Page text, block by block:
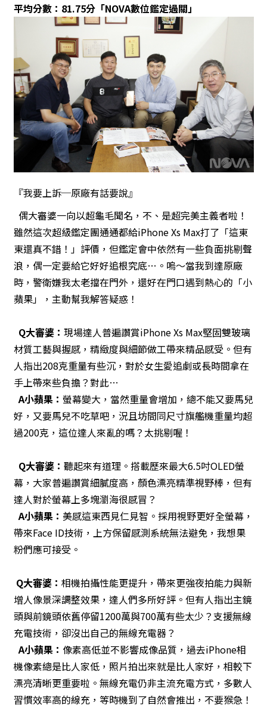
平均分數：81.75分「NOVA數位鑑定過關」
『我要上訴─原廠有話要說』
偶大審婆一向以超龜毛聞名，不、是超完美主義者啦！
雖然這次超級鑑定團通通都給iPhone Xs Max打了「這東
東還真不錯！」評價，但鑑定會中依然有一些負面挑剔聲
浪，偶一定要給它好好追根究底…。嗚～當我到達原廠
時，警衛嫌我太老擋在門外，還好在門口遇到熱心的「小
蘋果」，主動幫我解答疑惑！
Q大審婆： 現場達人普遍讚賞iPhone Xs Max堅固雙玻璃
材質工藝與握感，精緻度與細節做工帶來精品感受。但有
人指出208克重量有些沉，對於女生愛追劇或長時間拿在
手上帶來些負擔？對此…
A小蘋果： 螢幕變大，當然重量會增加，總不能又要馬兒
好，又要馬兒不吃草吧，況且坊間同尺寸旗艦機重量均超
過200克，這位達人來亂的嗎？太挑剔喔！
Q大審婆： 聽起來有道理。搭載歷來最大6.5吋OLED螢
幕，大家普遍讚賞細膩度高，顏色漂亮精準視野棒，但有
達人對於螢幕上多塊瀏海很感冒？
A小蘋果： 美感這東西見仁見智。採用視野更好全螢幕，
帶來Face ID技術，上方保留感測系統無法避免，我想果
粉們應可接受。
Q大審婆： 相機拍攝性能更提升，帶來更強夜拍能力與新
增人像景深調整效果，達人們多所好評。但有人指出主鏡
頭與前鏡頭依舊停留1200萬與700萬有些太少？支援無線
充電技術，卻沒出自己的無線充電器？
A小蘋果： 像素高低並不影響成像品質，過去iPhone相
機像素總是比人家低，照片拍出來就是比人家好，相較下
漂亮清晰更重要啦。無線充電仍非主流充電方式，多數人
習慣效率高的線充，等時機到了自然會推出，不要猴急！